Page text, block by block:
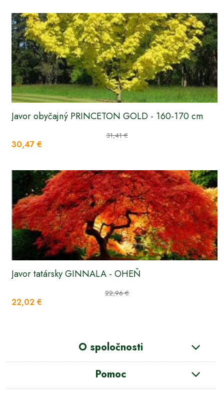
Javor obyčajný PRINCETON GOLD - 160-170 cm
31,41 €
30,47 €
Javor tatársky GINNALA - OHEŇ
22,96 €
22,02 €
O spoločnosti
Pomoc